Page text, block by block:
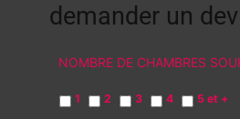
demander un
NOMBRE DE CHAMBRES
1 2 3 4 5 et +